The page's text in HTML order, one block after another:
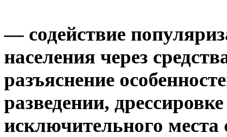
— содействие
населения через
разъяснение
разведении,
исключительного места